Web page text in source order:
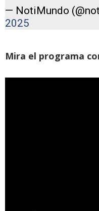
— NotiMundo
2025
Mira el programa